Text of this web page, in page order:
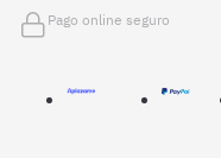
Pago online seguro